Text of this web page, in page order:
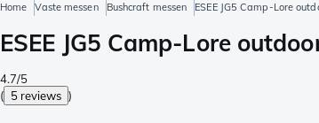
Home Vaste messen Bushcraft messen ESEE JG5 Camp-Lore
ESEE JG5 Camp-Lore
4.7/5
( 5 reviews )